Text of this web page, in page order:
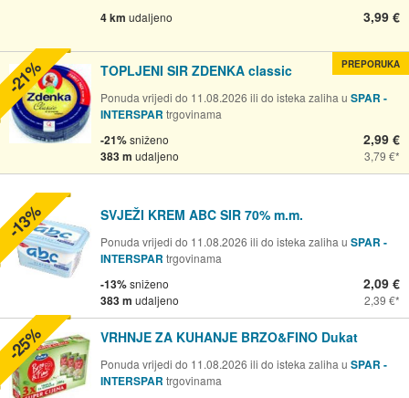
4 km udaljeno 3,99 €
TOPLJENI SIR ZDENKA classic
Ponuda vrijedi do 11.08.2026 ili do isteka zaliha u SPAR -
INTERSPAR trgovinama
-21%sniženo
383 m udaljeno
2,99 €
3,79 €
PREPORUKA
-21%
SVJEŽI KREM ABC SIR 70% m.m.
Ponuda vrijedi do 11.08.2026 ili do isteka zaliha u SPAR -
INTERSPAR trgovinama
-13%sniženo
383 m udaljeno
2,09 €
2,39 €
-13%
VRHNJE ZA KUHANJE BRZO&FINO Dukat
Ponuda vrijedi do 11.08.2026 ili do isteka zaliha u SPAR -
INTERSPAR trgovinama
-25%